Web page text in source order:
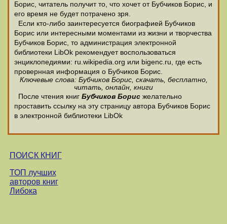
Борис, читатель получит то, что хочет от Бубчиков Борис, и
его время не будет потрачено зря.
Если кто-либо заинтересуется биографией Бубчиков
Борис или интересными моментами из жизни и творчества
Бубчиков Борис, то администрация электронной
библиотеки LibOk рекомендует воспользоваться
энциклопедиями: ru.wikipedia.org или bigenc.ru, где есть
провернная информация о Бубчиков Борис.
Ключевые слова: Бубчиков Борис, скачать, бесплатно,
читать, онлайн, книги
После чтения книг Бубчиков Борис желательно
проставить ссылку на эту страницу автора Бубчиков Борис
в электронной библиотеки LibOk
ПОИСК КНИГ
ТОП лучших
авторов книг
Либока